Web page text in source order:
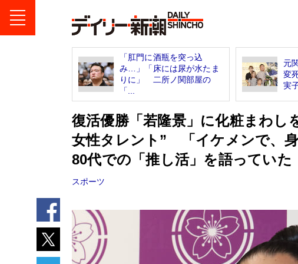
「肛門に酒瓶を突っ込
み…」「床には尿が水たま
りに」 二所ノ関部屋の
「...
元
変
実
復活優勝「若隆景」に化粧まわし
女性タレント” 「イケメンで、
80代での「推し活」を語っていた
スポーツ